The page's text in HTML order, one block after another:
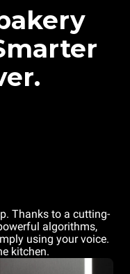
Thanks to a cutting-
algorithms,
using your voice.
kitchen.